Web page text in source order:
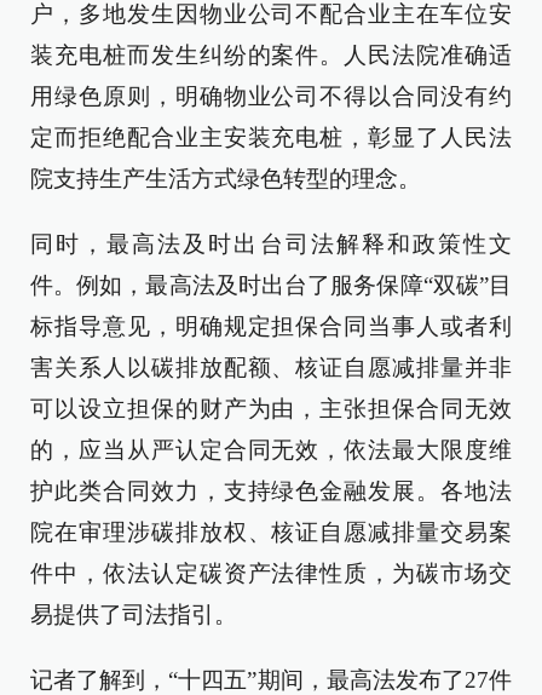
户，多地发生因物业公司不配合业主在车位安
装充电桩而发生纠纷的案件。人民法院准确适
用绿色原则，明确物业公司不得以合同没有约
定而拒绝配合业主安装充电桩，彰显了人民法
院支持生产生活方式绿色转型的理念。
同时，最高法及时出台司法解释和政策性文
件。例如，最高法及时出台了服务保障“双碳”目
标指导意见，明确规定担保合同当事人或者利
害关系人以碳排放配额、核证自愿减排量并非
可以设立担保的财产为由，主张担保合同无效
的，应当从严认定合同无效，依法最大限度维
护此类合同效力，支持绿色金融发展。各地法
院在审理涉碳排放权、核证自愿减排量交易案
件中，依法认定碳资产法律性质，为碳市场交
易提供了司法指引。
记者了解到，“十四五”期间，最高法发布了27件